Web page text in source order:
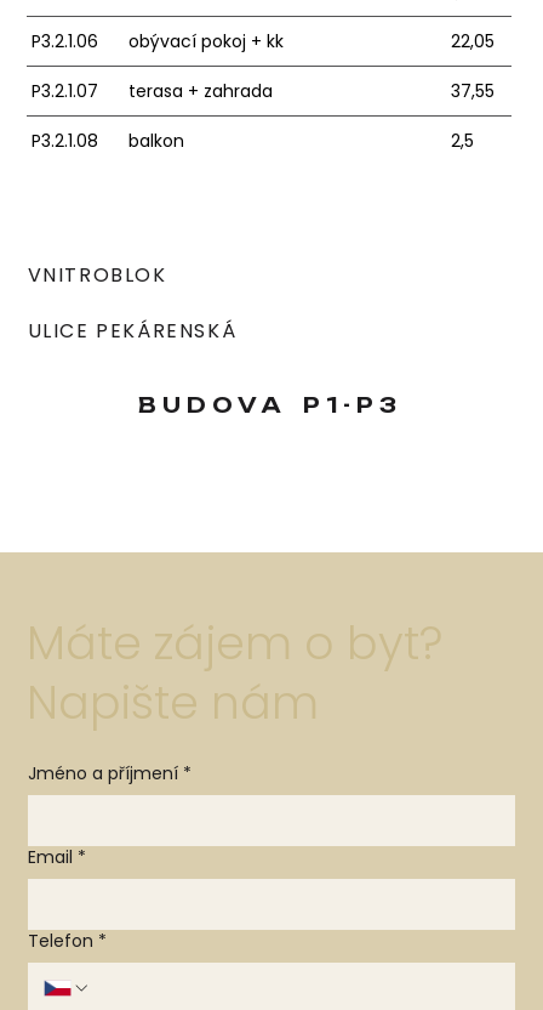
P3.2.1.06 obývací pokoj + kk 22,05
P3.2.1.07 terasa + zahrada 37,55
P3.2.1.08 balkon 2,5
VNITROBLOK
ULICE PEKÁRENSKÁ
BUDOVA P1-P3
Máte zájem o byt?
Napište nám
Jméno a příjmení *
Email *
Telefon *